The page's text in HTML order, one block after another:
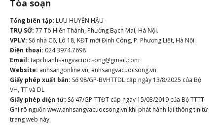
Tòa soạn
Tổng biên tập: LƯU HUYỀN HẬU
TRỤ SỞ: 77 Tô Hiến Thành, Phường Bạch Mai, Hà Nội.
VPLV: Số nhà C6, Lô 18, KĐT mới Định Công, P. Phương Liệt, Hà Nội.
Điện thoại: 024.3974.7698
Email: tapchianhsangvacuocsong@gmail.com
Website: anhsangonline.vn; anhsangvacuocsong.vn
Giấy phép xuất bản: Số 98/GP-BVHTTDL cấp ngày 13/8/2025 của Bộ
VH, TT và DL
Giấy phép điện tử: Số 47/GP-TTĐT cấp ngày 15/03/2019 của Bộ TTTT
Ghi rõ nguồn www.anhsangvacuocsong.vn khi phát hành lại thông tin từ
trang web này.